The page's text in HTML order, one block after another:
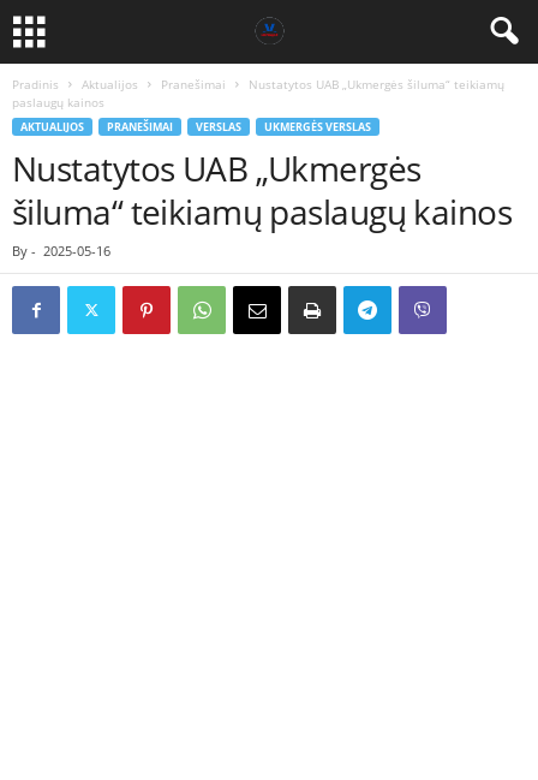
Pradinis Aktualijos Pranešimai
Nustatytos UAB „Ukmergės šiluma“ teikiamų
paslaugų kainos
AKTUALIJOS PRANEŠIMAI VERSLAS UKMERGĖS VERSLAS
Nustatytos UAB „Ukmergės
šiluma“ teikiamų paslaugų kainos
By - 2025-05-16